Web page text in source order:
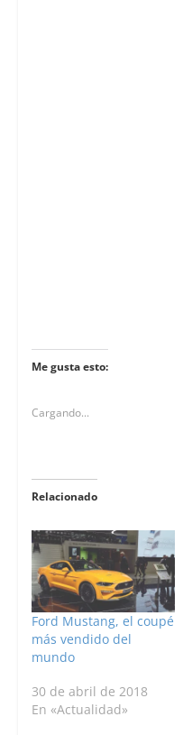
Me gusta esto:
Cargando...
Relacionado
Ford Mustang, el coupé
más vendido del
mundo
30 de abril de 2018
En «Actualidad»